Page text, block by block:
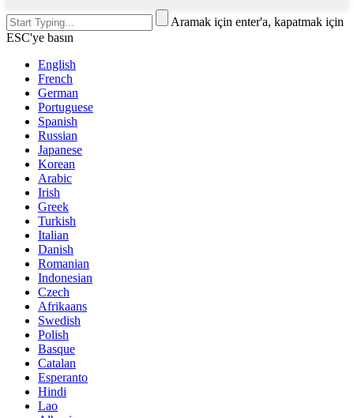
Aramak için enter'a, kapatmak için
ESC'ye basın
English
French
German
Portuguese
Spanish
Russian
Japanese
Korean
Arabic
Irish
Greek
Turkish
Italian
Danish
Romanian
Indonesian
Czech
Afrikaans
Swedish
Polish
Basque
Catalan
Esperanto
Hindi
Lao